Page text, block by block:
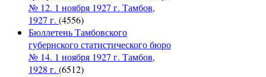
№ 12. 1 ноября 1927 г. Тамбов,
1927 г. (4556)
Бюллетень Тамбовского
губернского статистического бюро
№ 14. 1 ноября 1927 г. Тамбов,
1928 г. (6512)